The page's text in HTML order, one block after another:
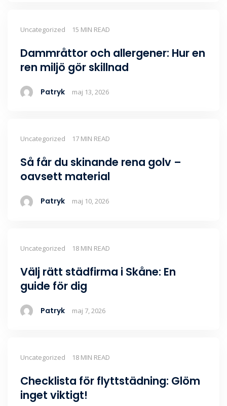
Uncategorized 15 MIN READ
Dammråttor och allergener: Hur en
ren miljö gör skillnad
Patryk maj 13, 2026
Uncategorized 17 MIN READ
Så får du skinande rena golv –
oavsett material
Patryk maj 10, 2026
Uncategorized 18 MIN READ
Välj rätt städfirma i Skåne: En
guide för dig
Patryk maj 7, 2026
Uncategorized 18 MIN READ
Checklista för flyttstädning: Glöm
inget viktigt!